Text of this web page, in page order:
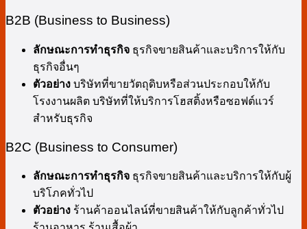
B2B (Business to Business)
ลักษณะการทำธุรกิจ ธุรกิจขายสินค้าและบริการให้กับ
ธุรกิจอื่นๆ
ตัวอย่าง บริษัทที่ขายวัตถุดิบหรือส่วนประกอบให้กับ
โรงงานผลิต บริษัทที่ให้บริการโฮสติ้งหรือซอฟต์แวร์
สำหรับธุรกิจ
B2C (Business to Consumer)
ลักษณะการทำธุรกิจ ธุรกิจขายสินค้าและบริการให้กับผู้
บริโภคทั่วไป
ตัวอย่าง ร้านค้าออนไลน์ที่ขายสินค้าให้กับลูกค้าทั่วไป